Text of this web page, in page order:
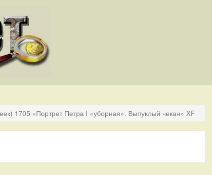
1705 «Портрет Петра I «уборная». Выпуклый чекан» XF